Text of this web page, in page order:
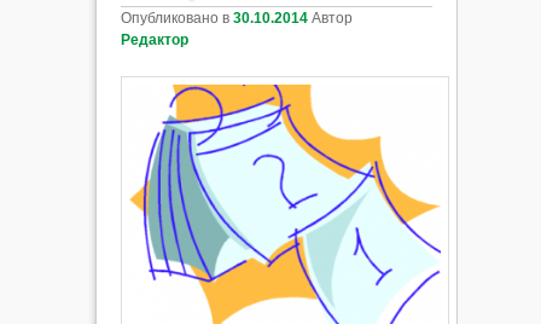
Опубликовано в 30.10.2014 Автор
Редактор